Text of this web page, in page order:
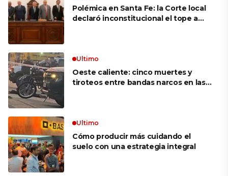
Polémica en Santa Fe: la Corte local
declaró inconstitucional el tope a
Ultimo
Oeste caliente: cinco muertes y
tiroteos entre bandas narcos en las
Ultimo
Cómo producir más cuidando el
suelo con una estrategia integral